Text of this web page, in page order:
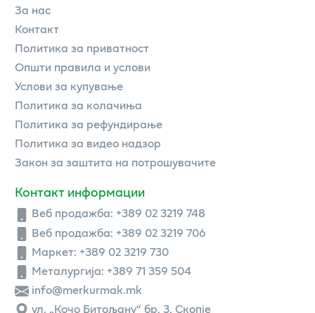
За нас
Контакт
Политика за приватност
Општи правила и услови
Услови за купување
Политика за колачиња
Политика за рефундирање
Политика за видео надзор
Закон за заштита на потрошувачите
Контакт информации
Веб продажба: +389 02 3219 748
Веб продажба: +389 02 3219 706
Маркет: +389 02 3219 730
Металургија: +389 71 359 504
info@merkurmak.mk
ул. „Кочо Битољану“ бр. 3, Скопје